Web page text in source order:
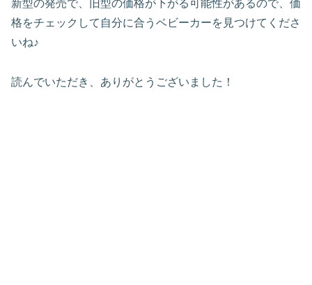
新型の発売で、旧型の価格が下がる可能性があるので、価
格をチェックして自分に合うベビーカーを見つけてくださ
いね♪
読んでいただき、ありがとうございました！